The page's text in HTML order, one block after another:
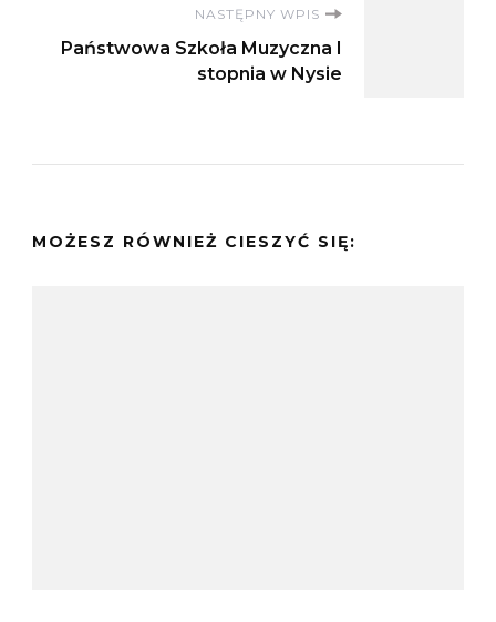
NASTĘPNY WPIS
Państwowa Szkoła Muzyczna I
stopnia w Nysie
MOŻESZ RÓWNIEŻ CIESZYĆ SIĘ: